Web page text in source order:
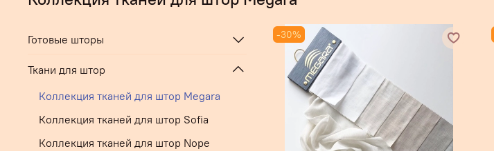
-30%
Готовые шторы
Ткани для штор
Коллекция тканей для штор Megara
Коллекция тканей для штор Sofia
Коллекция тканей для штор Nope